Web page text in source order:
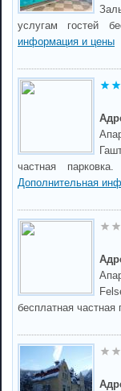
услугам гостей
информация и цены
частная
Дополнительная
бесплатная частная